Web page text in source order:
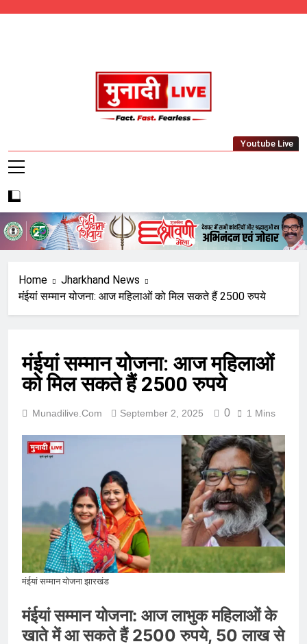
Munadi Live – Jharkhand's Leading Local
Youtube Live
Home
Jharkhand News
मंईयां सम्मान योजना: आज महिलाओं को मिल सकते हैं 2500 रुपये
मंईयां सम्मान योजना: आज महिलाओं
को मिल सकते हैं 2500 रुपये
Munadilive.com September 2, 2025 0 1 Mins
मंईयां सम्मान योजना झारखंड
मंईयां सम्मान योजना: आज लाभुक महिलाओं के
खाते में आ सकते हैं 2500 रुपये, 50 लाख से